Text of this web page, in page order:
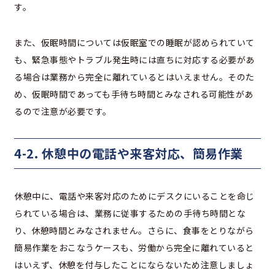
す。
また、仮眠時間については仮眠室での睡眠が認められていて
も、緊急事態やトラブル発生時には直ちに対応する必要があ
る場合は業務から完全に離れているとはいえません。そのた
め、仮眠時間であっても手待ち時間とみなされる可能性があ
るので注意が必要です。
4-2. 休憩中の電話や来客対応、簡易作業
休憩中に、電話や来客対応のためにデスクにいることを命じ
られている場合は、業務に従事するための手待ち時間とな
り、休憩時間とみなされません。さらに、食事をとりながら
簡易作業をおこなうケースも、労働から完全に離れていると
はいえず、休憩を付与したことにならないため注意しましょ